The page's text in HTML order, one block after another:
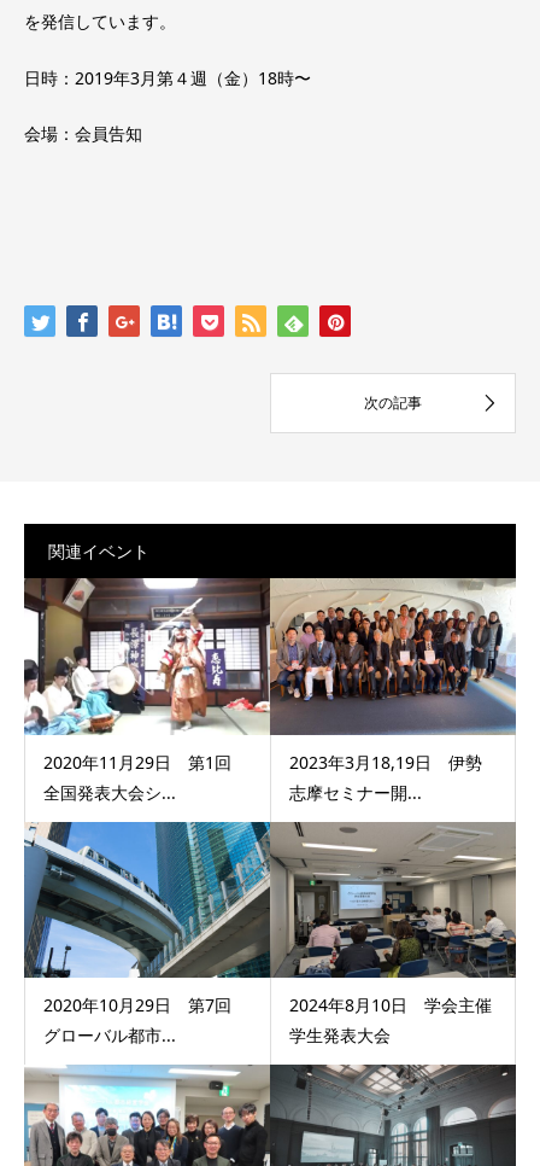
を発信しています。
日時：2019年3月第４週（金）18時〜
会場：会員告知
関連イベント
2020年11月29日 第1回
全国発表大会シ...
2023年3月18,19日 伊勢
志摩セミナー開...
2020年10月29日 第7回
グローバル都市...
2024年8月10日 学会主催
学生発表大会